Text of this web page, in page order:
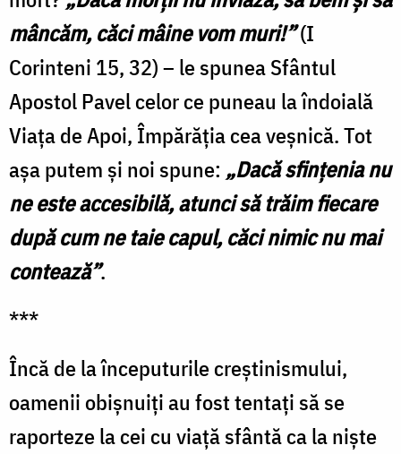
mâncăm, căci mâine vom muri!”(I
Corinteni 15, 32) – le spunea Sfântul
Apostol Pavel celor ce puneau la îndoială
Viaţa de Apoi, Împărăţia cea veşnică. Tot
aşa putem şi noi spune: „Dacă sfinţenia nu
ne este accesibilă, atunci să trăim fiecare
după cum ne taie capul, căci nimic nu mai
contează”.
***
Încă de la începuturile creștinismului,
oamenii obișnuiți au fost tentați să se
raporteze la cei cu viață sfântă ca la niște